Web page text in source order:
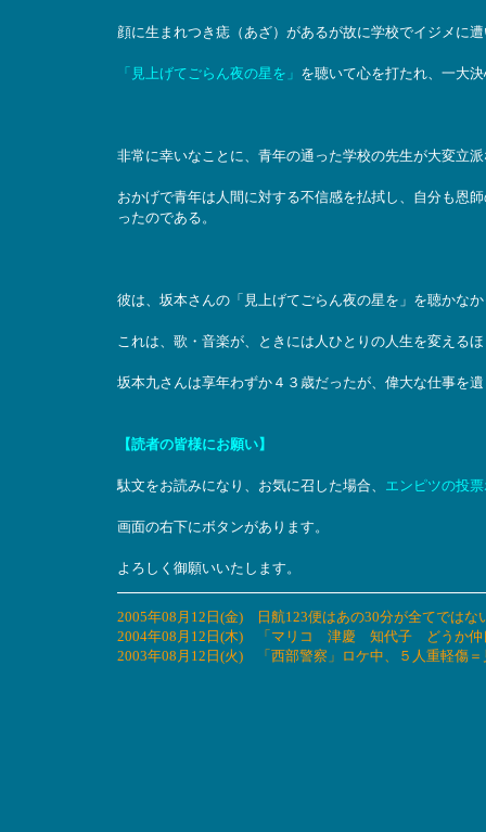
顔に生まれつき痣（あざ）があるが故に学校でイジメに
「見上げてごらん夜の星を」 を聴いて心を打たれ、一大
非常に幸いなことに、青年の通った学校の先生が大変立
おかげで青年は人間に対する不信感を払拭し、自分も恩
ったのである。
彼は、坂本さんの「見上げてごらん夜の星を」を聴かな
これは、歌・音楽が、ときには人ひとりの人生を変える
坂本九さんは享年わずか４３歳だったが、偉大な仕事を
【読者の皆様にお願い】
駄文をお読みになり、お気に召した場合、 エンピツの投
画面の右下にボタンがあります。
よろしく御願いいたします。
2005年08月12日(金) 日航123便はあの30分が全てではな
2004年08月12日(木) 「マリコ 津慶 知代子 どうか仲
2003年08月12日(火) 「西部警察」ロケ中、５人重軽傷